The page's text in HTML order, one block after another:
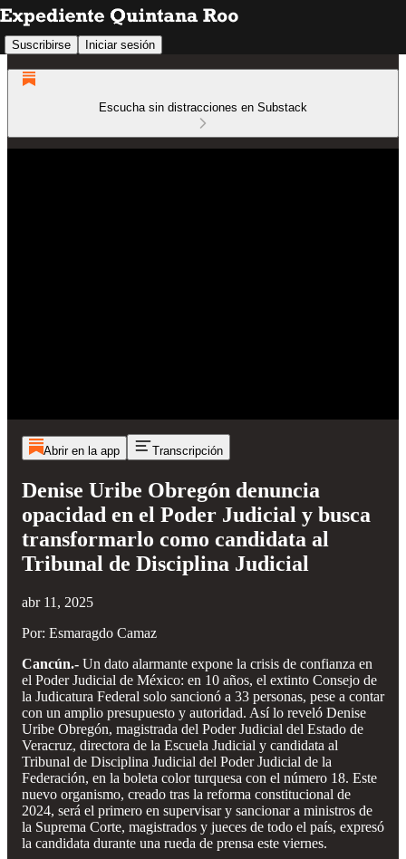
Suscribirse Iniciar sesión
Escucha sin distracciones en Substack
Abrir en la app Transcripción
Denise Uribe Obregón denuncia
opacidad en el Poder Judicial y busca
transformarlo como candidata al
Tribunal de Disciplina Judicial
abr 11, 2025
Por: Esmaragdo Camaz
Cancún.- Un dato alarmante expone la crisis de confianza en
el Poder Judicial de México: en 10 años, el extinto Consejo de
la Judicatura Federal solo sancionó a 33 personas, pese a contar
con un amplio presupuesto y autoridad. Así lo reveló Denise
Uribe Obregón, magistrada del Poder Judicial del Estado de
Veracruz, directora de la Escuela Judicial y candidata al
Tribunal de Disciplina Judicial del Poder Judicial de la
Federación, en la boleta color turquesa con el número 18. Este
nuevo organismo, creado tras la reforma constitucional de
2024, será el primero en supervisar y sancionar a ministros de
la Suprema Corte, magistrados y jueces de todo el país, expresó
la candidata durante una rueda de prensa este viernes.